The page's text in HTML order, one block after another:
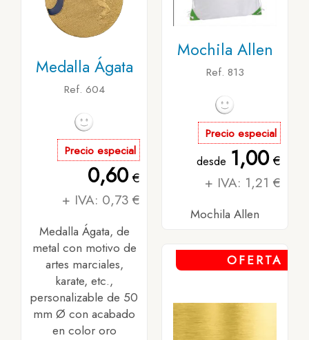
Medalla Ágata
Ref. 604
Precio especial
0,60€
+ IVA: 0,73 €
Medalla Ágata, de
metal con motivo de
artes marciales,
karate, etc.,
personalizable de 50
mm Ø con acabado
en color oro
Mochila Allen
Ref. 813
Precio especial
desde 1,00€
+ IVA: 1,21 €
Mochila Allen
OFERTA